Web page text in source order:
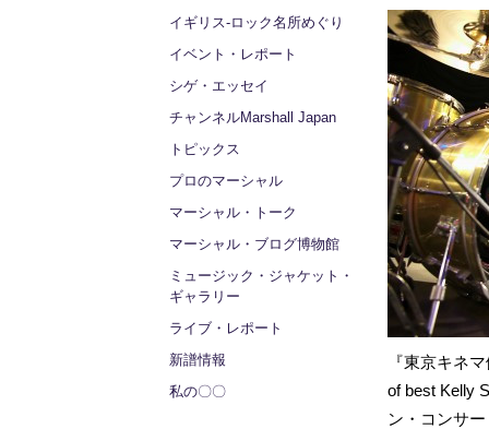
イギリス‐ロック名所めぐり
イベント・レポート
シゲ・エッセイ
チャンネルMarshall Japan
トピックス
プロのマーシャル
マーシャル・トーク
マーシャル・ブログ博物館
ミュージック・ジャケット・
ギャラリー
ライブ・レポート
新譜情報
私の〇〇
『東京キネ
of best Kelly
ン・コンサ